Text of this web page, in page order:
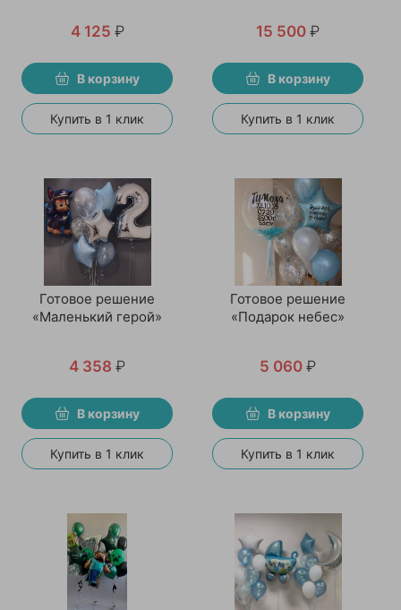
4 125 ₽
В корзину
Купить в 1 клик
15 500 ₽
В корзину
Купить в 1 клик
Готовое решение
«Маленький герой»
4 358 ₽
В корзину
Купить в 1 клик
Готовое решение
«Подарок небес»
5 060 ₽
В корзину
Купить в 1 клик